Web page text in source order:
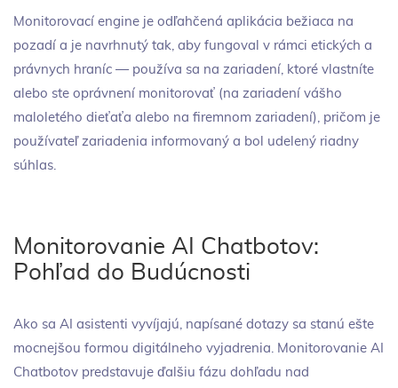
Monitorovací engine je odľahčená aplikácia bežiaca na
pozadí a je navrhnutý tak, aby fungoval v rámci etických a
právnych hraníc — používa sa na zariadení, ktoré vlastníte
alebo ste oprávnení monitorovať (na zariadení vášho
maloletého dieťaťa alebo na firemnom zariadení), pričom je
používateľ zariadenia informovaný a bol udelený riadny
súhlas.
Monitorovanie AI Chatbotov:
Pohľad do Budúcnosti
Ako sa AI asistenti vyvíjajú, napísané dotazy sa stanú ešte
mocnejšou formou digitálneho vyjadrenia. Monitorovanie AI
Chatbotov predstavuje ďalšiu fázu dohľadu nad